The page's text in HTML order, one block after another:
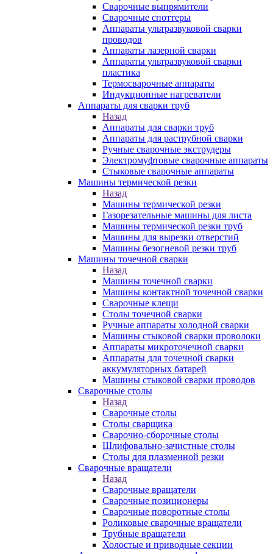
Сварочные выпрямители
Сварочные споттеры
Аппараты ультразвуковой сварки
проводов
Аппараты лазерной сварки
Аппараты ультразвуковой сварки
пластика
Термосварочные аппараты
Индукционные нагреватели
Аппараты для сварки труб
Назад
Аппараты для сварки труб
Аппараты для раструбной сварки
Ручные сварочные экструдеры
Электромуфтовые сварочные аппараты
Стыковые сварочные аппараты
Машины термической резки
Назад
Машины термической резки
Газорезательные машины для листа
Машины термической резки труб
Машины для вырезки отверстий
Машины безогневой резки труб
Машины точечной сварки
Назад
Машины точечной сварки
Машины контактной точечной сварки
Сварочные клещи
Столы точечной сварки
Ручные аппараты холодной сварки
Машины стыковой сварки проволоки
Аппараты микроточечной сварки
Аппараты для точечной сварки
аккумуляторных батарей
Машины стыковой сварки проводов
Сварочные столы
Назад
Сварочные столы
Столы сварщика
Сварочно-сборочные столы
Шлифовально-зачистные столы
Столы для плазменной резки
Сварочные вращатели
Назад
Сварочные вращатели
Сварочные позиционеры
Сварочные поворотные столы
Роликовые сварочные вращатели
Трубные вращатели
Холостые и приводные секции